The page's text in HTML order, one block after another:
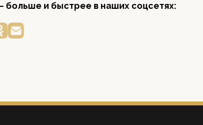
больше и быстрее в наших соцсетях: